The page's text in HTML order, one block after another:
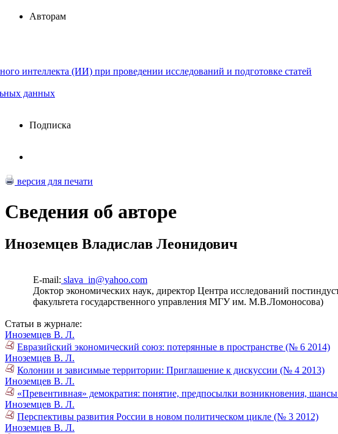
Авторам
интеллекта (ИИ) при проведении исследований и подготовке статей
данных
Подписка
версия для печати
Сведения об авторе
Иноземцев Владислав Леонидович
E-mail: slava_in@yahoo.com
Доктор экономических наук, директор Центра исследований
факультета государственного управления МГУ им. М.В.Ломоносова)
Статьи в журнале:
Иноземцев В. Л.
Евразийский экономический союз: потерянные в пространстве (№ 6 2014)
Иноземцев В. Л.
Колонии и зависимые территории: Приглашение к дискуссии (№ 4 2013)
Иноземцев В. Л.
«Превентивная» демократия: понятие, предпосылки возникновения,
Иноземцев В. Л.
Перспективы развития России в новом политическом цикле (№ 3 2012)
Иноземцев В. Л.